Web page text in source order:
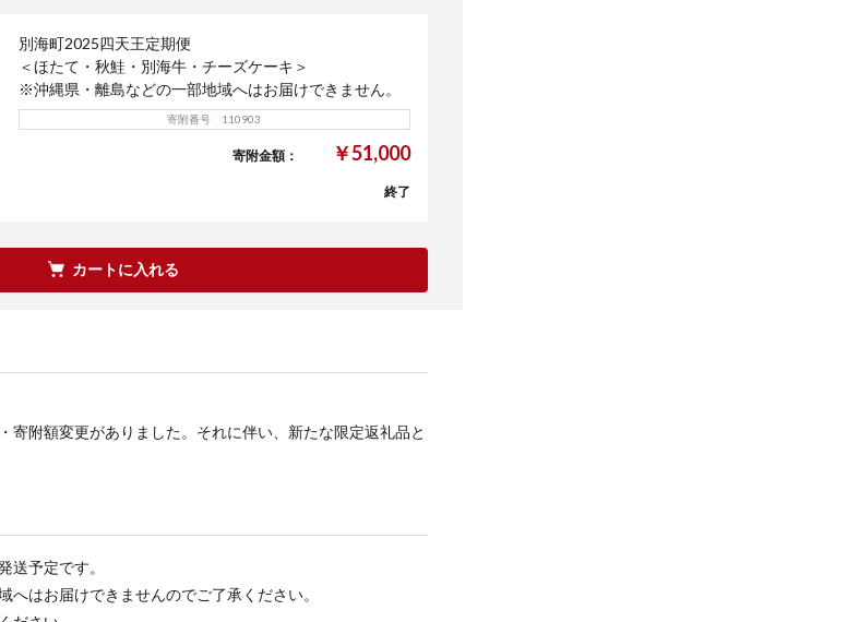
別海町2025四天王定期便
＜ほたて・秋鮭・別海牛・チーズケーキ＞
※沖縄県・離島などの一部地域へはお届けできません。
寄附番号 110903
寄附金額： ￥51,000
終了
カートに入れる
寄附額変更がありました。それに伴い、新たな限定返礼品と
送予定です。
はお届けできませんのでご了承ください。